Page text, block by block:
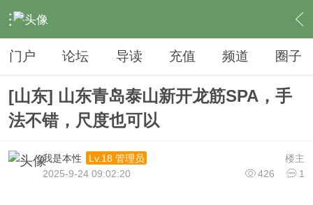
› 夜生活 › SPA › 内容
门户 论坛 导读 充值 频道 圈子
[山东] 山东青岛泰山新开龙筋SPA，手
法不错，尺度也可以
楼主
我是本性
Lv.18 管理员
426
1
2025-9-24 09:02:20